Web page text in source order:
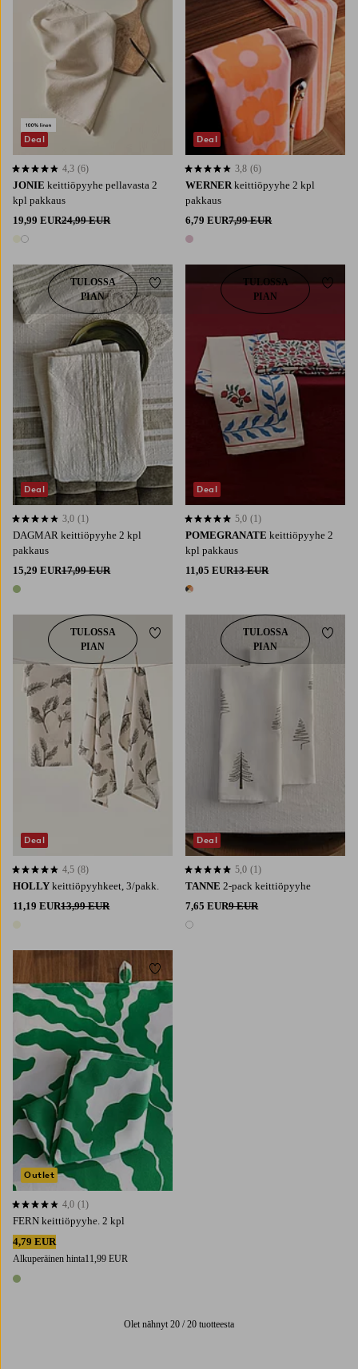
JONIE keittiöpyyhe pellavasta 2
kpl pakkaus
19,99 EUR24,99 EUR
2 värejä
4,3 perustuen 6 arvosanaan
4,3 (6)
Deal
WERNER keittiöpyyhe 2 kpl
pakkaus
6,79 EUR7,99 EUR
1 väri
3,8 perustuen 6 arvosanaan
3,8 (6)
Deal
DAGMAR keittiöpyyhe 2 kpl
pakkaus
15,29 EUR17,99 EUR
1 väri
3,0 perustuen 1 arvosanaan
3,0 (1)
TULOSSA
PIAN
Deal
Lisää suosikkeihin
POMEGRANATE keittiöpyyhe 2
kpl pakkaus
11,05 EUR13 EUR
1 väri
5,0 perustuen 1 arvosanaan
5,0 (1)
TULOSSA
PIAN
Deal
Lisää
HOLLY keittiöpyyhkeet, 3/pakk.
11,19 EUR13,99 EUR
4,5 perustuen 8 arvosanaan
4,5 (8)
TULOSSA
PIAN
Deal
Lisää suosikkeihin
TANNE 2-pack keittiöpyyhe
7,65 EUR9 EUR
1 väri
5,0 perustuen 1 arvosanaan
5,0 (1)
TULOSSA
PIAN
Deal
Lisää
FERN keittiöpyyhe. 2 kpl
4,79 EUR
Alkuperäinen hinta11,99 EUR
1 väri
4,0 perustuen 1 arvosanaan
4,0 (1)
Outlet
Lisää suosikkeihin
Olet nähnyt 20 / 20 tuotteesta